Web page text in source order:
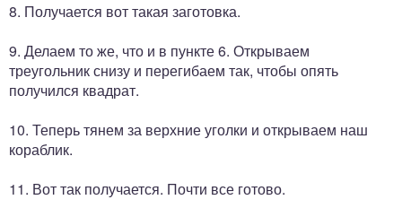
8. Получается вот такая заготовка.
9. Делаем то же, что и в пункте 6. Открываем
треугольник снизу и перегибаем так, чтобы опять
получился квадрат.
10. Теперь тянем за верхние уголки и открываем наш
кораблик.
11. Вот так получается. Почти все готово.